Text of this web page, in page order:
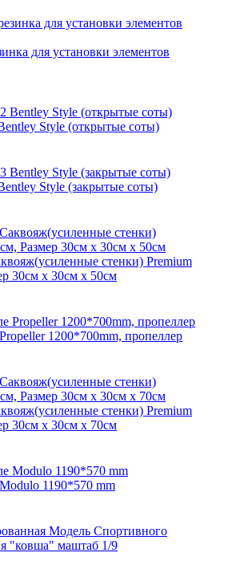
для установки элементов
Style (открытые соты)
Style (закрытые соты)
стенки) Premium
30см х 30см х 50см
1200*700mm, пропеллер
стенки) Premium
30см х 30см х 70см
1190*570 mm